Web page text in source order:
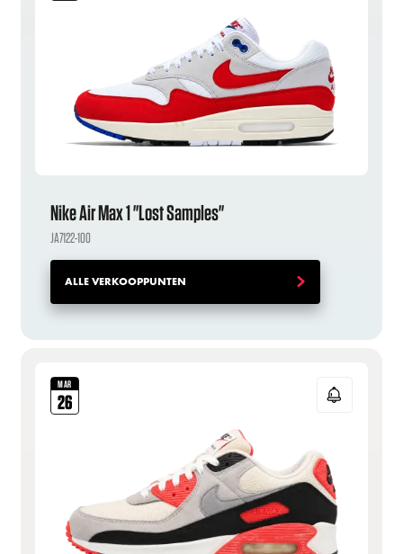
Nike Air Max 1 "Lost Samples"
JA7122-100
ALLE VERKOOPPUNTEN
MAR
26